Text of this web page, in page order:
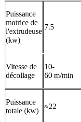
Puissance
motrice de
l'extrudeuse
(kw)
7.5
Vitesse de
décollage
10-
60 m/min
Puissance
totale (kw)
≈22